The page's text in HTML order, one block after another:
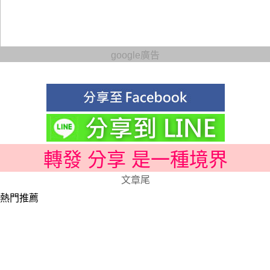
google廣告
轉發 分享 是一種境界
文章尾
熱門推薦